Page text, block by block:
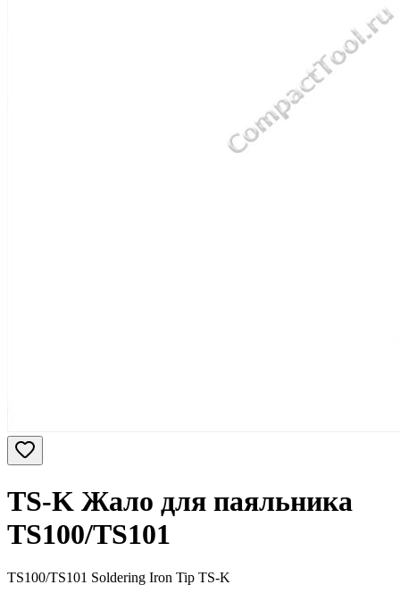
TS-K Жало для паяльника
TS100/TS101
TS100/TS101 Soldering Iron Tip TS-K